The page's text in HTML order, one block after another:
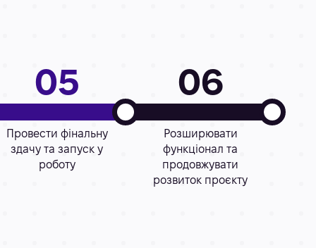
05 06
Провести фінальну
здачу та запуск у
роботу
Розширювати
функціонал та
продовжувати
розвиток проєкту